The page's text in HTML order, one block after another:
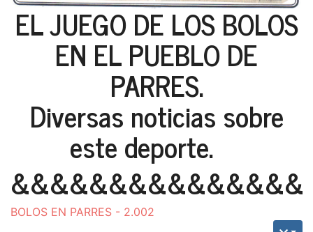
EL JUEGO DE LOS BOLOS
EN EL PUEBLO DE
PARRES.
Diversas noticias sobre
este deporte.
&&&&&&&&&&&&&&&
BOLOS EN PARRES - 2.002